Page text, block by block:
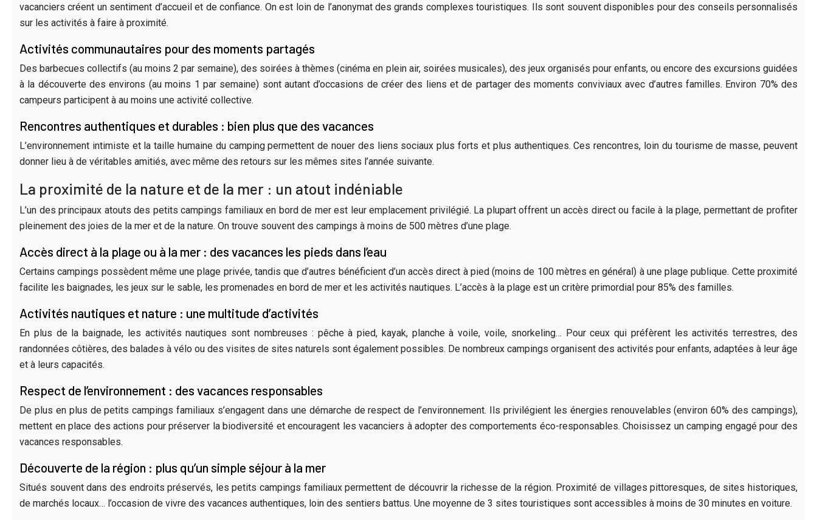
vacanciers créent un sentiment d’accueil et de confiance. On est loin de l’anonymat des grands complexes touristiques. Ils sont souvent disponibles pour des conseils personnalisés
sur les activités à faire à proximité.
Activités communautaires pour des moments partagés
Des barbecues collectifs (au moins 2 par semaine), des soirées à thèmes (cinéma en plein air, soirées musicales), des jeux organisés pour enfants, ou encore des excursions guidées
à la découverte des environs (au moins 1 par semaine) sont autant d’occasions de créer des liens et de partager des moments conviviaux avec d’autres familles. Environ 70% des
campeurs participent à au moins une activité collective.
Rencontres authentiques et durables : bien plus que des vacances
L’environnement intimiste et la taille humaine du camping permettent de nouer des liens sociaux plus forts et plus authentiques. Ces rencontres, loin du tourisme de masse, peuvent
donner lieu à de véritables amitiés, avec même des retours sur les mêmes sites l’année suivante.
La proximité de la nature et de la mer : un atout indéniable
L’un des principaux atouts des petits campings familiaux en bord de mer est leur emplacement privilégié. La plupart offrent un accès direct ou facile à la plage, permettant de profiter
pleinement des joies de la mer et de la nature. On trouve souvent des campings à moins de 500 mètres d’une plage.
Accès direct à la plage ou à la mer : des vacances les pieds dans l’eau
Certains campings possèdent même une plage privée, tandis que d’autres bénéficient d’un accès direct à pied (moins de 100 mètres en général) à une plage publique. Cette proximité
facilite les baignades, les jeux sur le sable, les promenades en bord de mer et les activités nautiques. L’accès à la plage est un critère primordial pour 85% des familles.
Activités nautiques et nature : une multitude d’activités
En plus de la baignade, les activités nautiques sont nombreuses : pêche à pied, kayak, planche à voile, voile, snorkeling… Pour ceux qui préfèrent les activités terrestres, des
randonnées côtières, des balades à vélo ou des visites de sites naturels sont également possibles. De nombreux campings organisent des activités pour enfants, adaptées à leur âge
et à leurs capacités.
Respect de l’environnement : des vacances responsables
De plus en plus de petits campings familiaux s’engagent dans une démarche de respect de l’environnement. Ils privilégient les énergies renouvelables (environ 60% des campings),
mettent en place des actions pour préserver la biodiversité et encouragent les vacanciers à adopter des comportements éco-responsables. Choisissez un camping engagé pour des
vacances responsables.
Découverte de la région : plus qu’un simple séjour à la mer
Situés souvent dans des endroits préservés, les petits campings familiaux permettent de découvrir la richesse de la région. Proximité de villages pittoresques, de sites historiques,
de marchés locaux… l’occasion de vivre des vacances authentiques, loin des sentiers battus. Une moyenne de 3 sites touristiques sont accessibles à moins de 30 minutes en voiture.